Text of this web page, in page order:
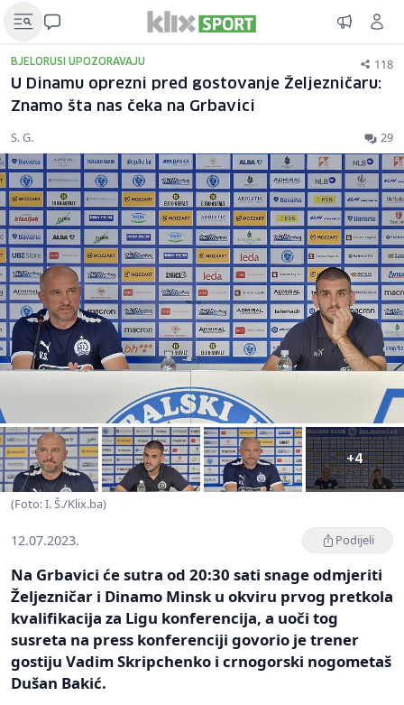
BJELORUSI UPOZORAVAJU 118
U Dinamu oprezni pred gostovanje Željezničaru:
Znamo šta nas čeka na Grbavici
S. G. 29
+4
(Foto: I. Š./Klix.ba)
12.07.2023. Podijeli
Na Grbavici će sutra od 20:30 sati snage odmjeriti
Željezničar i Dinamo Minsk u okviru prvog pretkola
kvalifikacija za Ligu konferencija, a uoči tog
susreta na press konferenciji govorio je trener
gostiju Vadim Skripchenko i crnogorski nogometaš
Dušan Bakić.